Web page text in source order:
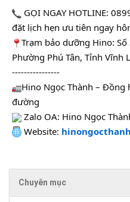
GỌI NGAY HOTLINE:
đặt lịch hẹn ưu tiên ngay
Trạm bảo dưỡng Hino:
Phường Phú Tân, Tỉnh Vĩnh
----------------
Hino Ngọc Thành –
đường
Zalo OA: Hino Ngọc
Website:
Chuyên mục